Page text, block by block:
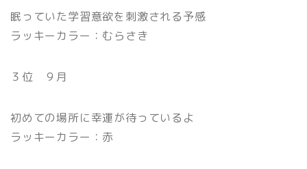
眠っていた学習意欲を刺激される予感
ラッキーカラー：むらさき
３位 ９月
初めての場所に幸運が待っているよ
ラッキーカラー：赤